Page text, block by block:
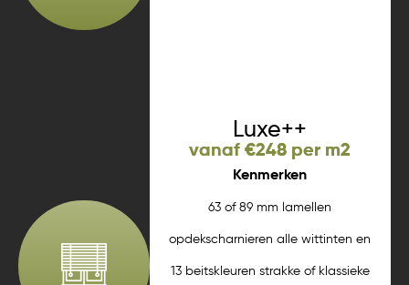
Luxe++
vanaf €248 per m2
Kenmerken
63 of 89 mm lamellen
opdekscharnieren alle wittinten en
13 beitskleuren strakke of klassieke